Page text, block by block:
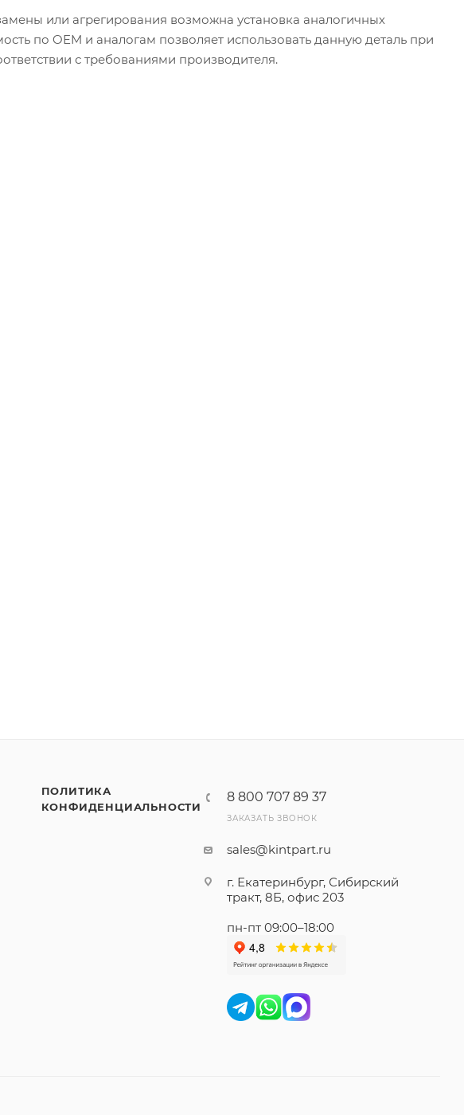
или агрегирования возможна установка аналогичных
по OEM и аналогам позволяет использовать данную деталь при
с требованиями производителя.
ПОЛИТИКА
КОНФИДЕНЦИАЛЬНОСТИ
8 800 707 89 37
ЗАКАЗАТЬ ЗВОНОК
sales@kintpart.ru
г. Екатеринбург, Сибирский
тракт, 8Б, офис 203
пн-пт 09:00–18:00